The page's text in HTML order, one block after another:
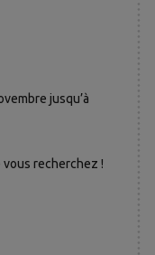
jusqu’à
recherchez !